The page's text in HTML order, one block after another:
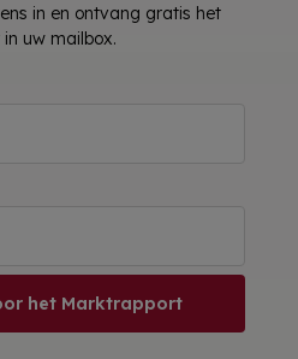
in en ontvang gratis het
uw mailbox.
het Marktrapport